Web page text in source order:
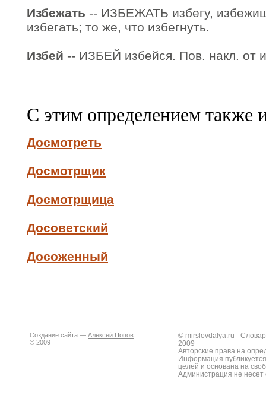
Избежать -- ИЗБЕЖАТЬ избегу,
избегать; то же, что избегнуть.
Избей -- ИЗБЕЙ избейся. Пов. накл. от
С этим определением также
Досмотреть
Досмотрщик
Досмотрщица
Досоветский
Досоженный
Создание сайта — Алексей Попов
© 2009
© mirslovdalya.ru -
2009
Авторские права на
Информация
целей и основана на
Администрация не несет